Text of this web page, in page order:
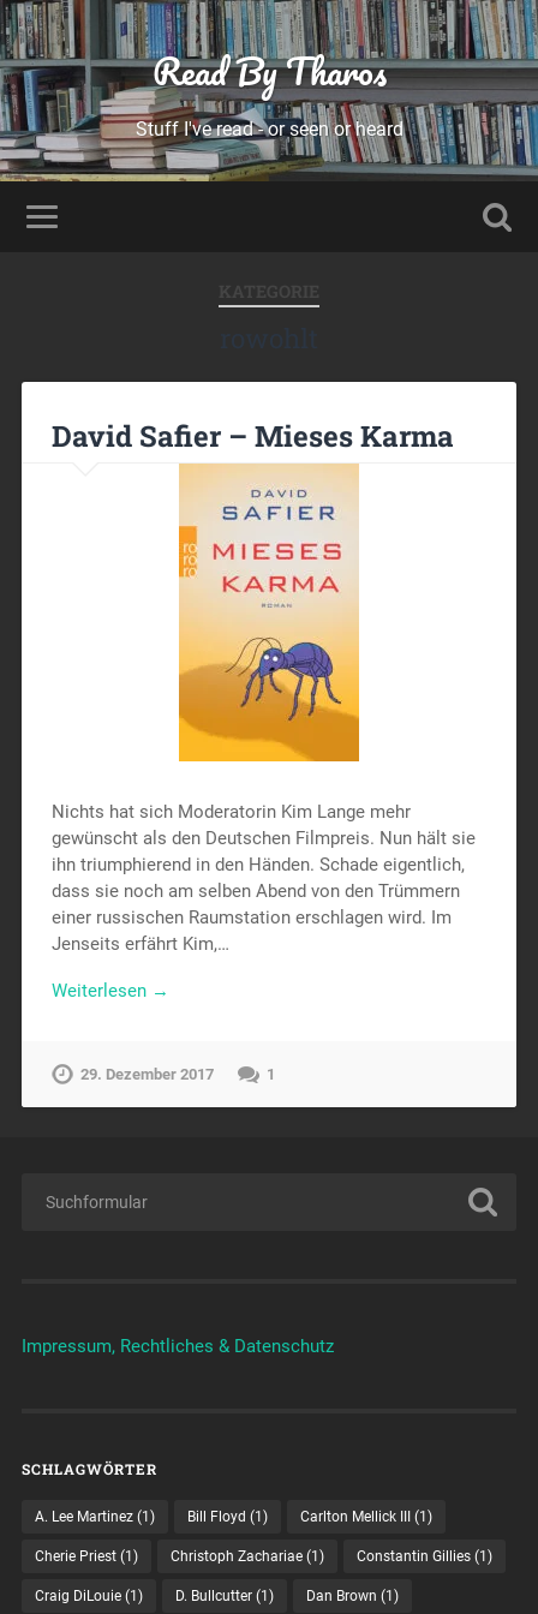
Read By Tharos
Stuff I've read - or seen or heard
KATEGORIE
David Safier – Mieses Karma
Nichts hat sich Moderatorin Kim Lange mehr
gewünscht als den Deutschen Filmpreis. Nun hält sie
ihn triumphierend in den Händen. Schade eigentlich,
dass sie noch am selben Abend von den Trümmern
einer russischen Raumstation erschlagen wird. Im
Jenseits erfährt Kim,…
Weiterlesen →
29. Dezember 2017 1
Impressum, Rechtliches & Datenschutz
SCHLAGWÖRTER
A. Lee Martinez(1) Bill Floyd (1) Carlton Mellick III(1)
Cherie Priest(1) Christoph Zachariae(1) Constantin Gillies(1)
Craig DiLouie(1) D. Bullcutter(1) Dan Brown (1)